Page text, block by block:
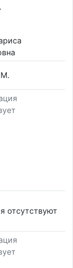
отсутствуют